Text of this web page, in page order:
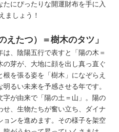
たにぴったりな開運財布を手に入
ましょう！
えたつ）＝樹木のタツ」
、陰陽五行で表すと「陽の木＝
の芽が、大地に顔を出し真っ直ぐ
を張る姿を「樹木」になぞらえ
るい未来を予感させる年です。
字が由来で「陽の土＝山」。陽の
、生物たちが奮い立ち、ダイナ
ョンを進めます。その様子を架空